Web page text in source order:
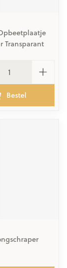
Transparant
Bestel